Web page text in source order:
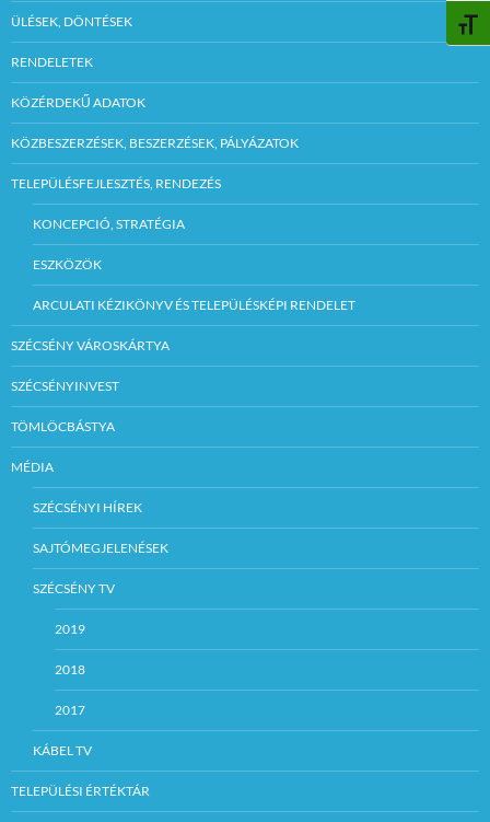
ÜLÉSEK, DÖNTÉSEK
RENDELETEK
KÖZÉRDEKŰ ADATOK
KÖZBESZERZÉSEK, BESZERZÉSEK, PÁLYÁZATOK
TELEPÜLÉSFEJLESZTÉS, RENDEZÉS
KONCEPCIÓ, STRATÉGIA
ESZKÖZÖK
ARCULATI KÉZIKÖNYV ÉS TELEPÜLÉSKÉPI RENDELET
SZÉCSÉNY VÁROSKÁRTYA
SZÉCSÉNYINVEST
TÖMLÖCBÁSTYA
MÉDIA
SZÉCSÉNYI HÍREK
SAJTÓMEGJELENÉSEK
SZÉCSÉNY TV
2019
2018
2017
KÁBEL TV
TELEPÜLÉSI ÉRTÉKTÁR